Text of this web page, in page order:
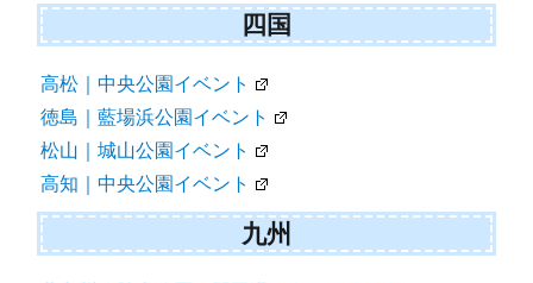
四国
高松｜中央公園イベント
徳島｜藍場浜公園イベント
松山｜城山公園イベント
高知｜中央公園イベント
九州